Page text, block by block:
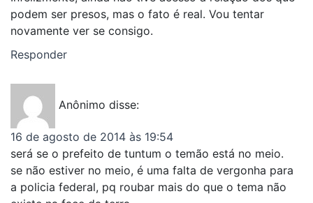
podem ser presos, mas o fato é real. Vou tentar
novamente ver se consigo.
Responder
Anônimo disse:
16 de agosto de 2014 às 19:54
será se o prefeito de tuntum o temão está no meio.
se não estiver no meio, é uma falta de vergonha para
a policia federal, pq roubar mais do que o tema não